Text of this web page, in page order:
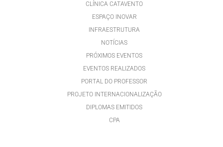
CLÍNICA CATAVENTO
ESPAÇO INOVAR
INFRAESTRUTURA
NOTÍCIAS
PRÓXIMOS EVENTOS
EVENTOS REALIZADOS
PORTAL DO PROFESSOR
PROJETO INTERNACIONALIZAÇÃO
DIPLOMAS EMITIDOS
CPA